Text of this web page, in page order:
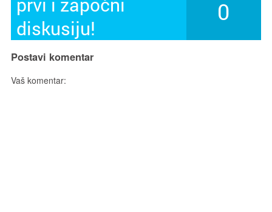
diskusiju!
0
Postavi komentar
Vaš komentar: